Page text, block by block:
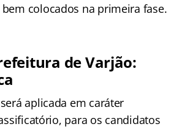
colocados na primeira fase.
de Varjão:
será aplicada em caráter
para os candidatos